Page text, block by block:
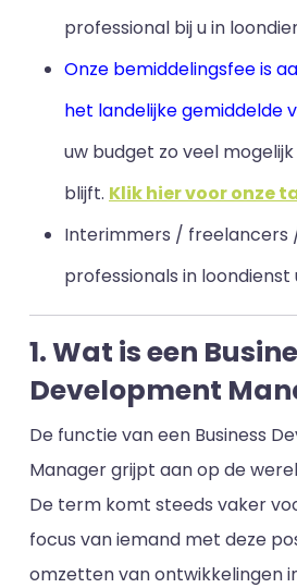
professional bij u in
Onze bemiddelingsfee is
het landelijke gemiddelde
uw budget zo veel
blijft. Klik hier voor onze
Interimmers / freelancers
professionals in loondienst
1. Wat is een
Development
De functie van een Business
Manager grijpt aan op de
De term komt steeds vaker
focus van iemand met deze
omzetten van ontwikkelingen